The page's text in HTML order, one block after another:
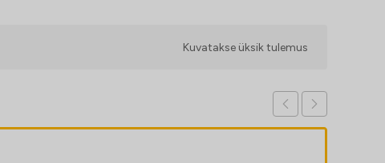
Kuvatakse üksik tulemus